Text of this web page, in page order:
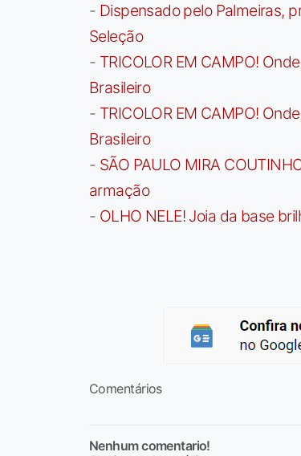
- Dispensado pelo Palmeiras,
Seleção
- TRICOLOR EM CAMPO!
Brasileiro
- TRICOLOR EM CAMPO!
Brasileiro
- SÃO PAULO MIRA
armação
- OLHO NELE! Joia da base
Comentários
Nenhum comentario!